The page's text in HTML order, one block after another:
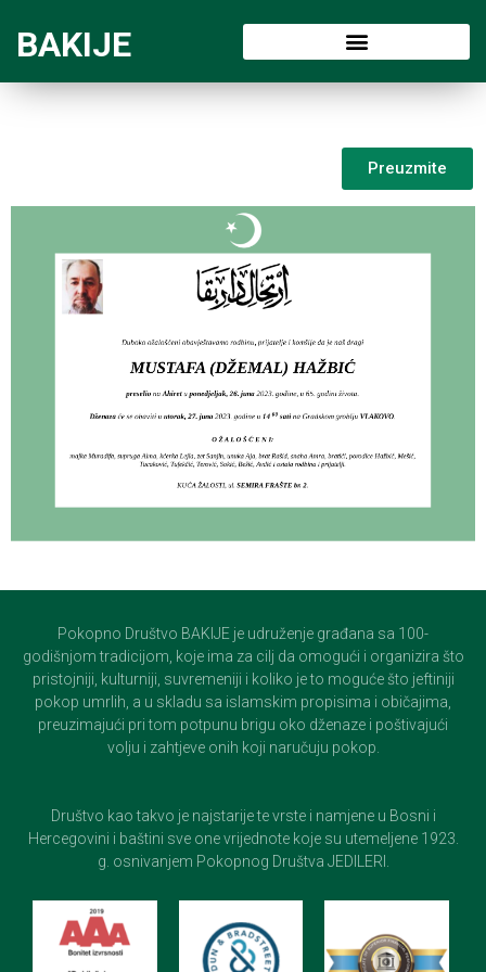
BAKIJE
Preuzmite
Pokopno Društvo BAKIJE je udruženje građana sa 100-
godišnjom tradicijom, koje ima za cilj da omogući i organizira što
pristojniji, kulturniji, suvremeniji i koliko je to moguće što jeftiniji
pokop umrlih, a u skladu sa islamskim propisima i običajima,
preuzimajući pri tom potpunu brigu oko dženaze i poštivajući
volju i zahtjeve onih koji naručuju pokop.
Društvo kao takvo je najstarije te vrste i namjene u Bosni i
Hercegovini i baštini sve one vrijednote koje su utemeljene 1923.
g. osnivanjem Pokopnog Društva JEDILERI.